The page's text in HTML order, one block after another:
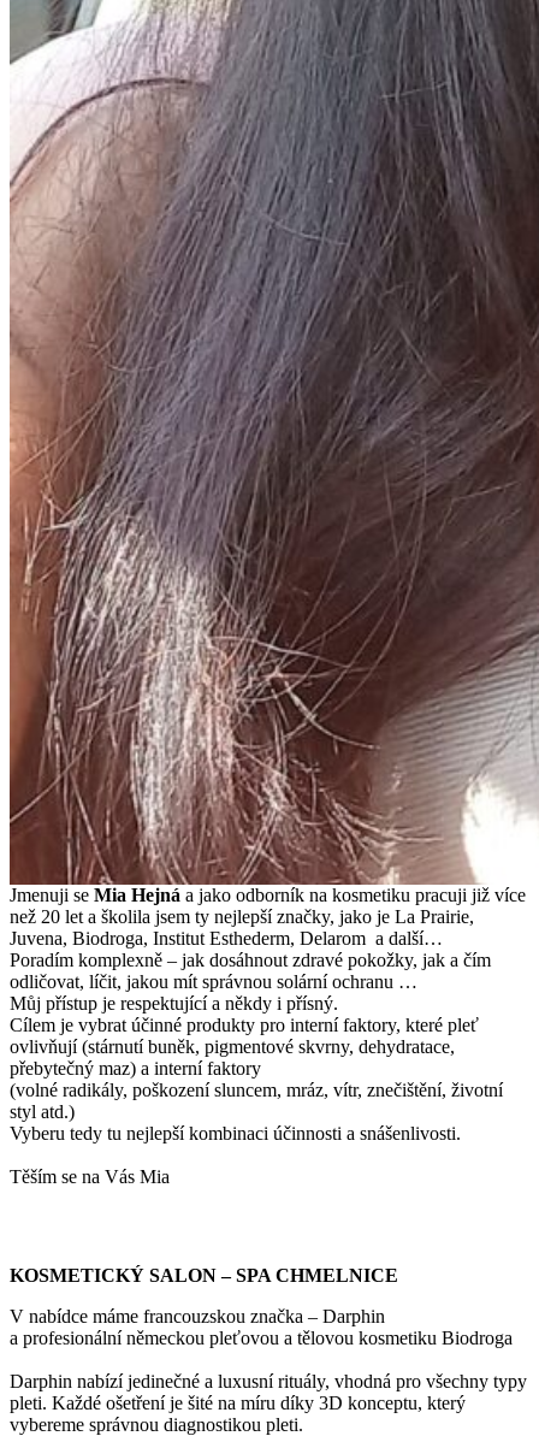
Jmenuji se Mia Hejná a jako odborník na kosmetiku pracuji již více
než 20 let a školila jsem ty nejlepší značky, jako je La Prairie,
Juvena, Biodroga, Institut Esthederm, Delarom a další…
Poradím komplexně – jak dosáhnout zdravé pokožky, jak a čím
odličovat, líčit, jakou mít správnou solární ochranu …
Můj přístup je respektující a někdy i přísný.
Cílem je vybrat účinné produkty pro interní faktory, které pleť
ovlivňují (stárnutí buněk, pigmentové skvrny, dehydratace,
přebytečný maz) a interní faktory
(volné radikály, poškození sluncem, mráz, vítr, znečištění, životní
styl atd.)
Vyberu tedy tu nejlepší kombinaci účinnosti a snášenlivosti.
Těším se na Vás Mia
KOSMETICKÝ SALON – SPA CHMELNICE
V nabídce máme francouzskou značka – Darphin
a profesionální německou pleťovou a tělovou kosmetiku Biodroga
Darphin nabízí jedinečné a luxusní rituály, vhodná pro všechny typy
pleti. Každé ošetření je šité na míru díky 3D konceptu, který
vybereme správnou diagnostikou pleti.